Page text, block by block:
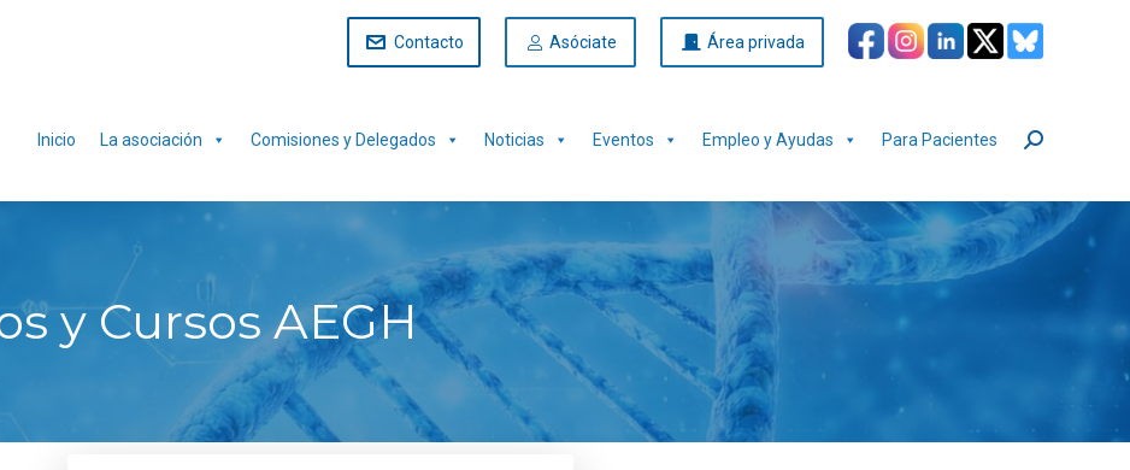
Contacto Asóciate Área privada
Inicio La asociación Comisiones y Delegados Noticias Eventos Empleo y Ayudas Para Pacientes Buscar:
y Cursos AEGH